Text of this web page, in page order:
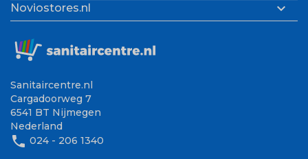
Noviostores.nl 
Sanitaircentre.nl
Cargadoorweg 7
6541 BT Nijmegen
Nederland
phone 024 - 206 1340